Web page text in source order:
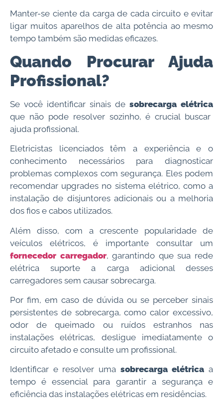
Manter-se ciente da carga de cada circuito e evitar
ligar muitos aparelhos de alta potência ao mesmo
tempo também são medidas eficazes.
Quando Procurar Ajuda
Profissional?
Se você identificar sinais de sobrecarga elétrica
que não pode resolver sozinho, é crucial buscar
ajuda profissional.
Eletricistas licenciados têm a experiência e o
conhecimento necessários para diagnosticar
problemas complexos com segurança. Eles podem
recomendar upgrades no sistema elétrico, como a
instalação de disjuntores adicionais ou a melhoria
dos fios e cabos utilizados.
Além disso, com a crescente popularidade de
veículos elétricos, é importante consultar um
fornecedor carregador, garantindo que sua rede
elétrica suporte a carga adicional desses
carregadores sem causar sobrecarga.
Por fim, em caso de dúvida ou se perceber sinais
persistentes de sobrecarga, como calor excessivo,
odor de queimado ou ruídos estranhos nas
instalações elétricas, desligue imediatamente o
circuito afetado e consulte um profissional.
Identificar e resolver uma sobrecarga elétrica a
tempo é essencial para garantir a segurança e
eficiência das instalações elétricas em residências.